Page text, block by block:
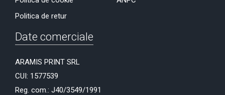
Politica de retur
Date comerciale
ARAMIS PRINT SRL
CUI: 1577539
Reg. com.: J40/3549/1991